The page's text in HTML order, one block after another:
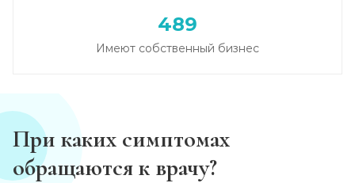
489
Имеют собственный бизнес
При каких симптомах
обращаются к врачу?